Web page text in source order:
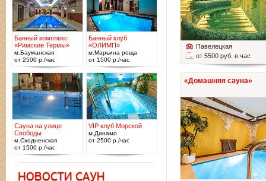
Павелецкая
от 5500 руб. в час
«Домашняя сауна»
Банный комплекс
«Римские Термы»
м.Бауманская
от 2500 р./час
Банный клуб
«ОЛИМП»
м.Марьина роща
от 1500 р./час
Сауна на улице
Свободы
м.Сходненская
от 1500 р./час
VIP клуб Морской
м.Динамо
от 2500 р./час